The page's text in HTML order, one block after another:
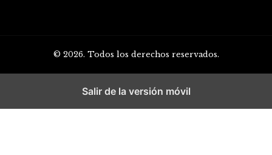
© 2026. Todos los derechos reservados.
Salir de la versión móvil